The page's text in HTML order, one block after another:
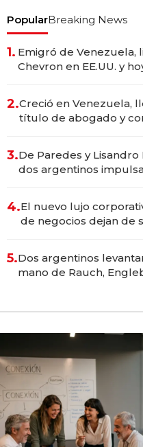
PopularBreaking News
1. Emigró de Venezuela,
Chevron en EE.UU. y
2.Creció en Venezuela,
título de abogado y
3.De Paredes y
dos argentinos
4.El nuevo lujo
de negocios dejan de
5.Dos argentinos
mano de Rauch,